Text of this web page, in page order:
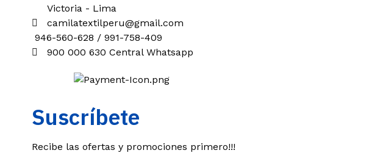
Victoria - Lima
camilatextilperu@gmail.com
946-560-628 / 991-758-409
900 000 630 Central Whatsapp
Suscríbete
Recibe las ofertas y promociones primero!!!